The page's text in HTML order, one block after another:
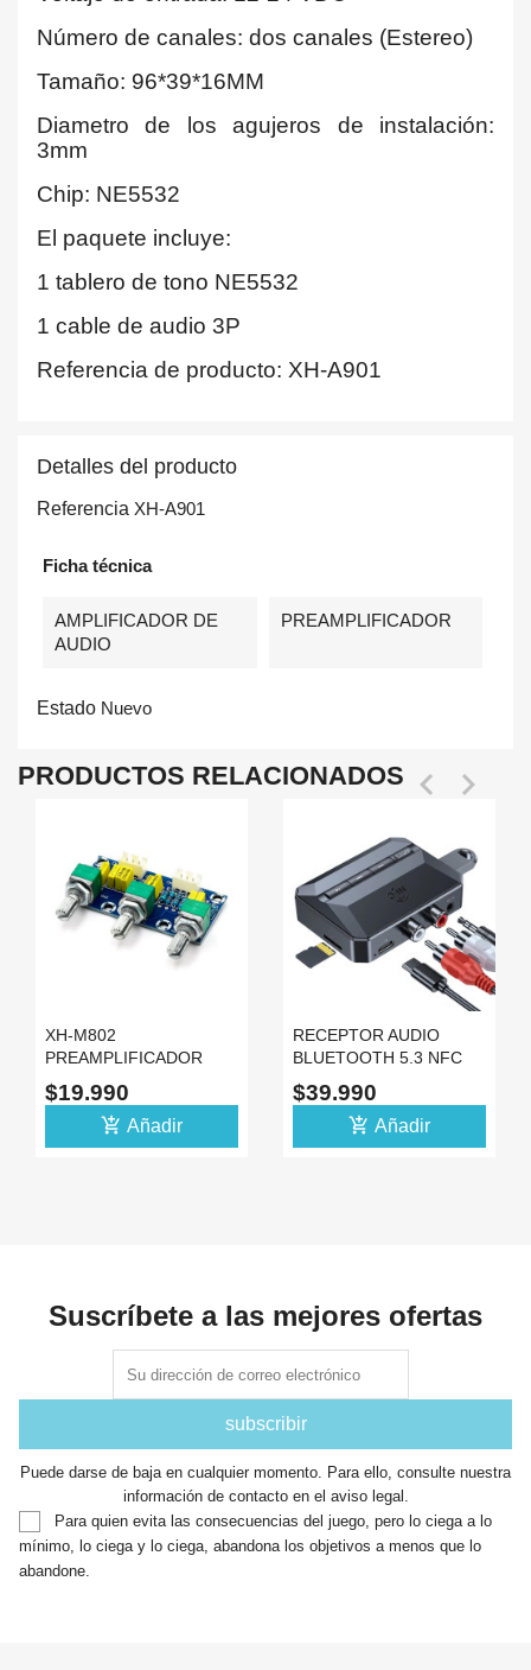
Número de canales: dos canales (Estereo)
Tamaño: 96*39*16MM
Diametro de los agujeros de instalación:
3mm
Chip: NE5532
El paquete incluye:
1 tablero de tono NE5532
1 cable de audio 3P
Referencia de producto: XH-A901
Detalles del producto
Referencia XH-A901
Ficha técnica
AMPLIFICADOR DE
AUDIO
PREAMPLIFICADOR
Estado Nuevo
PRODUCTOS RELACIONADOS  
XH-M802
PREAMPLIFICADOR
PASIVO DE AUDIO BAJO
Y BRILLO
$19.990
add_shopping_cart Añadir
RECEPTOR AUDIO
BLUETOOTH 5.3 NFC
USB TIPO C AUX 3.5MM
RCA
$39.990
add_shopping_cart Añadir
Suscríbete a las mejores ofertas
Puede darse de baja en cualquier momento. Para ello, consulte nuestra
información de contacto en el aviso legal.
Para quien evita las consecuencias del juego, pero lo ciega a lo
mínimo, lo ciega y lo ciega, abandona los objetivos a menos que lo
abandone.